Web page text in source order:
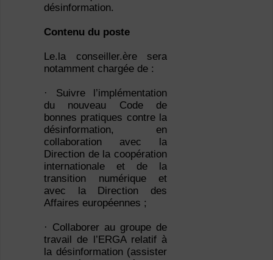
désinformation.
Contenu du poste
Le.la conseiller.ère sera
notamment chargée de :
· Suivre l’implémentation
du nouveau Code de
bonnes pratiques contre la
désinformation, en
collaboration avec la
Direction de la coopération
internationale et de la
transition numérique et
avec la Direction des
Affaires européennes ;
· Collaborer au groupe de
travail de l’ERGA relatif à
la désinformation (assister